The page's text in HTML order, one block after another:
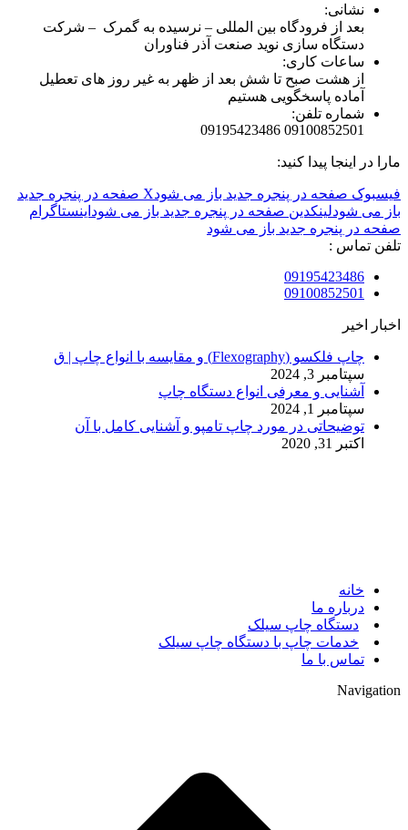
نشانی:
بعد از فرودگاه بین المللی – نرسیده به گمرک – شرکت
دستگاه سازی نوید صنعت آذر فناوران
ساعات کاری:
از هشت صبح تا شش بعد از ظهر به غیر روز های تعطیل
آماده پاسخگویی هستیم
شماره تلفن:
09100852501 09195423486
مارا در اینجا پیدا کنید:
فیسبوک صفحه در پنجره جدید باز می شود
X صفحه در پنجره جدید
باز می شودلینکدین صفحه در پنجره جدید باز می شود اینستاگرام
صفحه در پنجره جدید باز می شود
تلفن تماس :
09195423486
09100852501
اخبار اخیر
چاپ فلکسو (Flexography) و مقایسه با انواع چاپ | ق
سپتامبر 3, 2024
آشنایی و معرفی انواع دستگاه چاپ
سپتامبر 1, 2024
توضیحاتی در مورد چاپ تامپو و آشنایی کامل با آن
اکتبر 31, 2020
خانه
درباره ما
دستگاه چاپ سیلک
خدمات چاپ با دستگاه چاپ سیلک
تماس با ما
Navigation